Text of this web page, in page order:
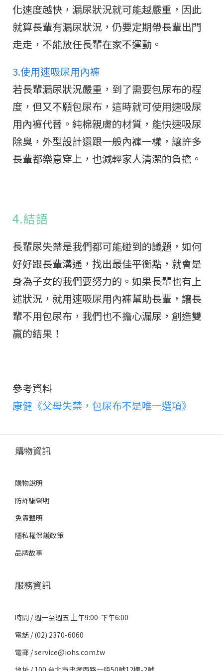
化速度越快，漏尿狀況就可能越嚴重，因此
就算長輩有漏尿狀況，仍要定期帶長輩出門
走走，不能放任長輩在家不運動。
3.使用速吸尿用內褲
若長輩漏尿狀況嚴重，到了需要包尿布的程
度，但又不願包尿布，這時就可使用速吸尿
用內褲代替。純棉親膚的材質，能快速吸尿
除臭，外型設計還跟一般內褲一樣，讓許多
長輩都樂意穿上，也減輕家人清潔的負擔。
4.結語
長輩尿失禁是我們都可能碰到的議題，如何
好好跟長輩溝通，找出最佳平衡點，就會是
身為子女的我們要努力的。如果長輩也有上
述狀況，就用速吸尿用內褲幫助長輩，讓長
輩不用包尿布，我們也不擔心漏尿，創造雙
贏的結果！
參考資料
康健《父母失禁，包尿布不是唯一選項》
購物資訊
購物說明
防詐騙聲明
免責聲明
隱私權保護政策
品牌故事
服務資訊
時間 / 週一至週五 上午9:00-下午6:00
電話 / (02) 2370-6060
電郵 / service@iohs.com.tw